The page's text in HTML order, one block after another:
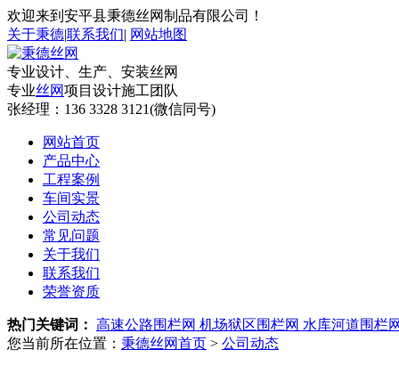
欢迎来到安平县秉德丝网制品有限公司！
关于秉德|联系我们| 网站地图
专业设计、生产、安装丝网
专业丝网项目设计施工团队
张经理： 136 3328 3121(微信同号)
网站首页
产品中心
工程案例
车间实景
公司动态
常见问题
关于我们
联系我们
荣誉资质
热门关键词： 高速公路围栏网 机场狱区围栏网 水库河道围栏
您当前所在位置： 秉德丝网首页 > 公司动态